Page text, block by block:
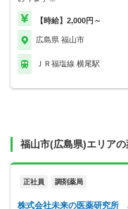
【時給】2,000円～
広島県 福山市
ＪＲ福塩線 横尾駅
福山市(広島県)エリア
正社員 調剤薬局
株式会社未来の医薬研究所